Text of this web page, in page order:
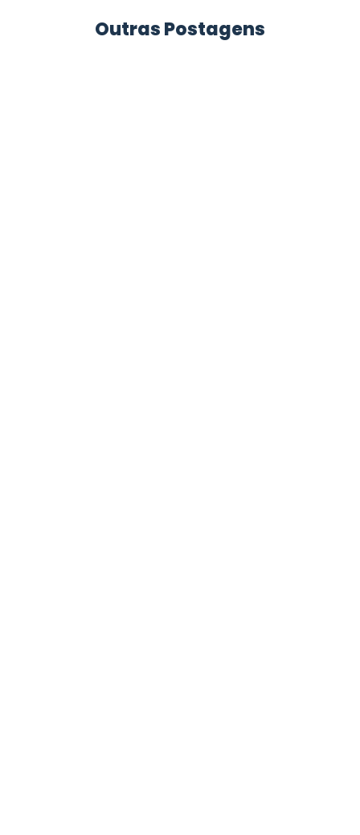
Outras Postagens